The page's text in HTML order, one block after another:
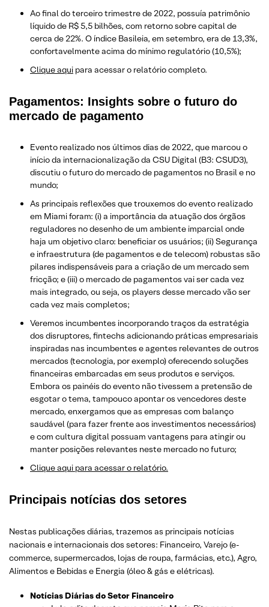
Ao final do terceiro trimestre de 2022, possuía patrimônio
líquido de R$ 5,5 bilhões, com retorno sobre capital de
cerca de 22%. O índice Basileia, em setembro, era de 13,3%,
confortavelmente acima do mínimo regulatório (10,5%);
Clique aqui para acessar o relatório completo.
Pagamentos: Insights sobre o futuro do
mercado de pagamento
Evento realizado nos últimos dias de 2022, que marcou o
início da internacionalização da CSU Digital (B3: CSUD3),
discutiu o futuro do mercado de pagamentos no Brasil e no
mundo;
As principais reflexões que trouxemos do evento realizado
em Miami foram: (i) a importância da atuação dos órgãos
reguladores no desenho de um ambiente imparcial onde
haja um objetivo claro: beneficiar os usuários; (ii) Segurança
e infraestrutura (de pagamentos e de telecom) robustas são
pilares indispensáveis para a criação de um mercado sem
fricção; e (iii) o mercado de pagamentos vai ser cada vez
mais integrado, ou seja, os players desse mercado vão ser
cada vez mais completos;
Veremos incumbentes incorporando traços da estratégia
dos disruptores, fintechs adicionando práticas empresariais
inspiradas nas incumbentes e agentes relevantes de outros
mercados (tecnologia, por exemplo) oferecendo soluções
financeiras embarcadas em seus produtos e serviços.
Embora os painéis do evento não tivessem a pretensão de
esgotar o tema, tampouco apontar os vencedores deste
mercado, enxergamos que as empresas com balanço
saudável (para fazer frente aos investimentos necessários)
e com cultura digital possuam vantagens para atingir ou
manter posições relevantes neste mercado no futuro;
Clique aqui para acessar o relatório.
Principais notícias dos setores
Nestas publicações diárias, trazemos as principais notícias
nacionais e internacionais dos setores: Financeiro, Varejo(e-
commerce, supermercados, lojas de roupa, farmácias, etc.), Agro,
Alimentos e Bebidas e Energia (óleo & gás e elétricas).
Notícias Diárias do Setor Financeiro